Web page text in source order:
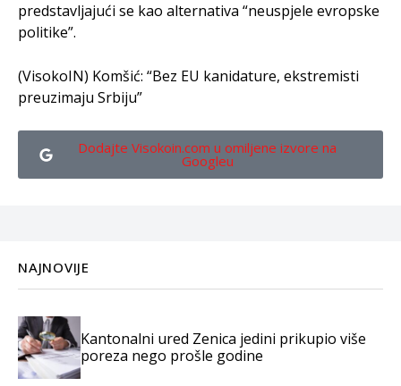
predstavljajući se kao alternativa “neuspjele evropske
politike”.
(VisokoIN) Komšić: “Bez EU kanidature, ekstremisti
preuzimaju Srbiju”
Dodajte Visokoin.com u omiljene izvore na
Googleu
NAJNOVIJE
Kantonalni ured Zenica jedini prikupio više
poreza nego prošle godine